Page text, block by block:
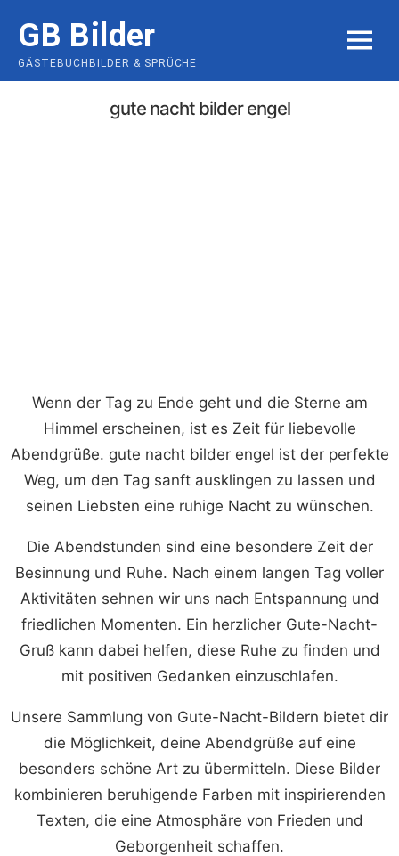
content
GB Bilder
GÄSTEBUCHBILDER & SPRÜCHE
MENU
gute nacht bilder engel
Wenn der Tag zu Ende geht und die Sterne am
Himmel erscheinen, ist es Zeit für liebevolle
Abendgrüße. gute nacht bilder engel ist der perfekte
Weg, um den Tag sanft ausklingen zu lassen und
seinen Liebsten eine ruhige Nacht zu wünschen.
Die Abendstunden sind eine besondere Zeit der
Besinnung und Ruhe. Nach einem langen Tag voller
Aktivitäten sehnen wir uns nach Entspannung und
friedlichen Momenten. Ein herzlicher Gute-Nacht-
Gruß kann dabei helfen, diese Ruhe zu finden und
mit positiven Gedanken einzuschlafen.
Unsere Sammlung von Gute-Nacht-Bildern bietet dir
die Möglichkeit, deine Abendgrüße auf eine
besonders schöne Art zu übermitteln. Diese Bilder
kombinieren beruhigende Farben mit inspirierenden
Texten, die eine Atmosphäre von Frieden und
Geborgenheit schaffen.